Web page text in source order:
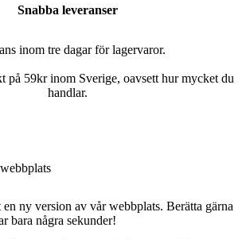
Snabba leveranser
inom tre dagar för lagervaror.
på 59kr inom Sverige, oavsett hur mycket du
handlar.
ny version av vår webbplats. Berätta gärna
bara några sekunder!